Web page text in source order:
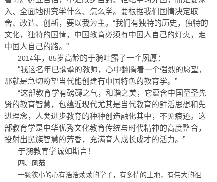
入、全面地研究学什么、怎么学。要根据我们国情决定取
舍、改造、创新，要以我为主。“我们有独特的历史，独特的
文化，独特的国情，中国教育必须有中国人自己的灯火，走
中国人自己的路。”
2014年， 85岁高龄的于漪吐露了一个夙愿：
“我这名年已耄耋的教师，心中翻腾着一个强烈的愿望，
那就是急切盼望当代能创建有中国特色的教育学。”
“这部教育学有磅礴之气，和谐之美，它蕴含中国至圣先
贤的教育智慧，包蕴近现代尤其是当代教育的鲜活思想和先
进理念，人类进步教育的种种创造融化其中，不见痕迹。这
部教育学是中华优秀文化教育传统与时代精神的高度整合，
投射出民族智慧的芳香，充满育人成长成才的活力。”
于漪教育学诚如斯言！
四、风范
一颗狭小的心有浩浩荡荡的学子，有多情的土地，有伟大的祖